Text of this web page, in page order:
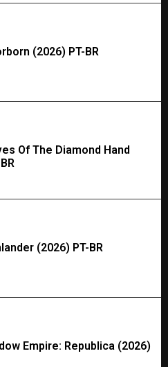
(2026) PT-BR
Of The Diamond Hand
(2026) PT-BR
Empire: Republica (2026)